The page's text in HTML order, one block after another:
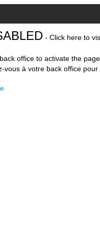
- Click here to
office to activate the
vous à votre back office